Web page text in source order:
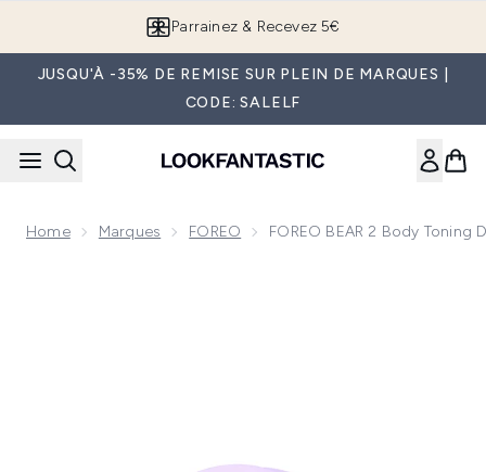
Parrainez & Recevez 5€
JUSQU'À -35% DE REMISE SUR PLEIN DE MARQUES |
CODE: SALELF
Home Marques FOREO FOREO BEAR 2 Body Toning